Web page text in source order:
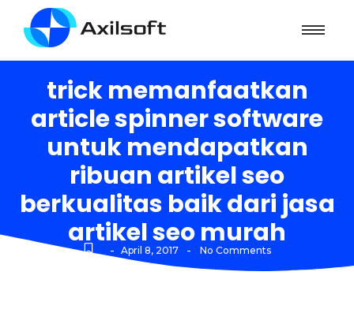
trick memanfaatkan
article spinner software
untuk mendapatkan
ribuan artikel seo
berkualitas baik dari jasa
artikel seo murah
- April 8, 2017 - No Comments